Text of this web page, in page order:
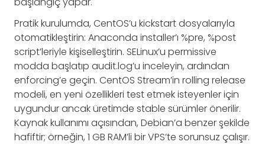
Pratik kurulumda, CentOS’u kickstart dosyalarıyla
otomatikleştirin: Anaconda installer’ı %pre, %post
script’leriyle kişiselleştirin. SELinux’u permissive
modda başlatıp audit.log’u inceleyin, ardından
enforcing’e geçin. CentOS Stream’in rolling release
modeli, en yeni özellikleri test etmek isteyenler için
uygundur ancak üretimde stable sürümler önerilir.
Kaynak kullanımı açısından, Debian’a benzer şekilde
hafiftir; örneğin, 1 GB RAM’li bir VPS’te sorunsuz çalışır.